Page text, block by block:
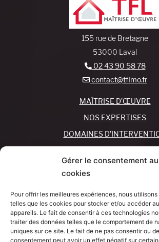
Gérer le consentement
cookies
Pour offrir les meilleures expériences, nous
telles que les cookies pour stocker et/ou accéder
appareils. Le fait de consentir à ces technologies
traiter des données telles que le comportement de
uniques sur ce site. Le fait de ne pas consentir ou
consentement peut avoir un effet négatif sur
155 rue de Bretagne
53000 Laval
02 43 90 58 78
contact@tflmo.fr
MAÎTRISE D’ŒUVRE
NOS EXPERTISES
DOMAINES
REJOIGNEZ-NOUS !
MON COMPTE
SUIVEZ-NOUS !